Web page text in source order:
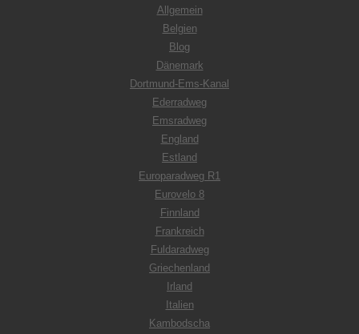
Allgemein
Belgien
Blog
Dänemark
Dortmund-Ems-Kanal
Ederradweg
Emsradweg
England
Estland
Europaradweg R1
Eurovelo 8
Finnland
Frankreich
Fuldaradweg
Griechenland
Irland
Italien
Kambodscha